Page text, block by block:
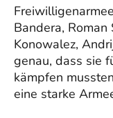
Bandera, Roman
Konowalez,
genau, dass sie
kämpfen
eine starke